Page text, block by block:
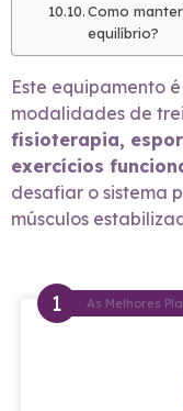
Como
equilíbrio?
Este equipamento
modalidades de
fisioterapia,
exercícios
desafiar o sistema
músculos
As Melhores